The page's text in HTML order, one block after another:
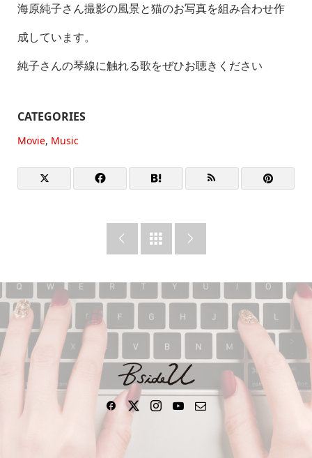
海原純子さん撮影の風景と猫のお写真を組み合わせ作
成しています。
純子さんの琴線に触れる歌をぜひお聴きください
CATEGORIES
Movie, Music
  